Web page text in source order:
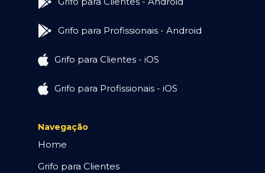
Grifo para Profissionais - Android
Grifo para Clientes - iOS
Grifo para Profissionais - iOS
Navegação
Home
Grifo para Clientes